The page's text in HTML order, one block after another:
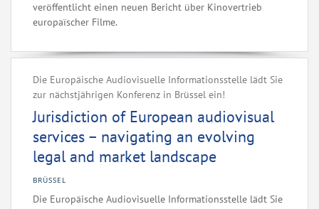
veröffentlicht einen neuen Bericht über Kinovertrieb
europaïscher Filme.
Die Europäische Audiovisuelle Informationsstelle lädt Sie
zur nächstjährigen Konferenz in Brüssel ein!
Jurisdiction of European audiovisual
services – navigating an evolving
legal and market landscape
BRÜSSEL
Die Europäische Audiovisuelle Informationsstelle lädt Sie